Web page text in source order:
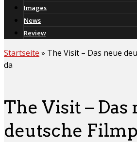
Images
News
Review
Startseite » The Visit – Das neue
da
The Visit – Das
deutsche